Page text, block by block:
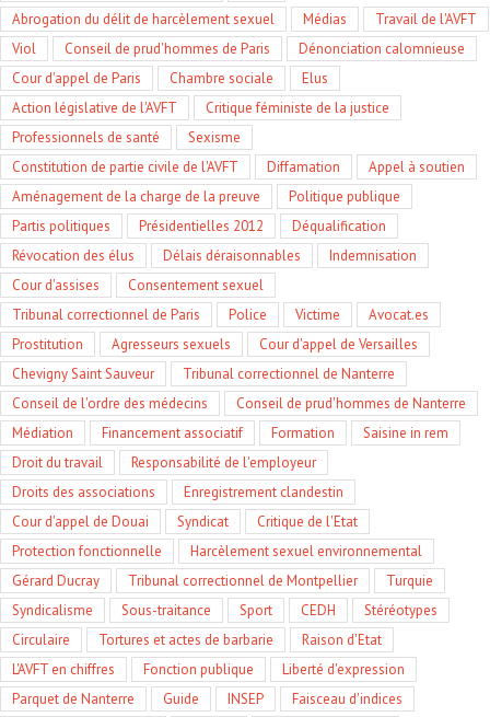
Abrogation du délit de harcèlement sexuel
Médias
Travail de l'AVFT
Viol
Conseil de prud'hommes de Paris
Dénonciation calomnieuse
Cour d'appel de Paris
Chambre sociale
Elus
Action législative de l'AVFT
Critique féministe de la justice
Professionnels de santé
Sexisme
Constitution de partie civile de l'AVFT
Diffamation
Appel à soutien
Aménagement de la charge de la preuve
Politique publique
Partis politiques
Présidentielles 2012
Déqualification
Révocation des élus
Délais déraisonnables
Indemnisation
Cour d'assises
Consentement sexuel
Tribunal correctionnel de Paris
Police Victime
Avocat.es
Prostitution
Agresseurs sexuels
Cour d'appel de Versailles
Chevigny Saint Sauveur
Tribunal correctionnel de Nanterre
Conseil de l'ordre des médecins
Conseil de prud'hommes de Nanterre
Médiation
Financement associatif Formation
Saisine in rem
Droit du travail
Responsabilité de l'employeur
Droits des associations
Enregistrement clandestin
Cour d'appel de Douai
Syndicat
Critique de l'Etat
Protection fonctionnelle
Harcèlement sexuel environnemental
Gérard Ducray
Tribunal correctionnel de Montpellier
Turquie
Syndicalisme
Sous-traitance Sport CEDH
Stéréotypes
Circulaire
Tortures et actes de barbarie
Raison d'Etat
L'AVFT en chiffres
Fonction publique
Liberté d'expression
Parquet de Nanterre
Guide INSEP
Faisceau d'indices